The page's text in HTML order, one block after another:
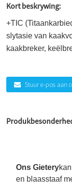
Kort beskrywing:
+TIC
slytasie van
kaakbreker,
Stuur e-pos aan
Ons Gietery
en blaasstaaf